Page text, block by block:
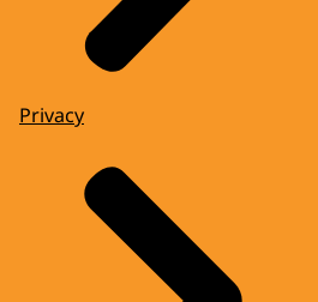
Privacy